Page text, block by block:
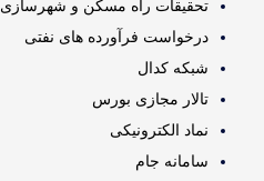
تحقیقات راه مسکن و شهرسازی
درخواست فرآورده های نفتی
شبکه کدال
تالار مجازی بورس
نماد الکترونیکی
سامانه جام